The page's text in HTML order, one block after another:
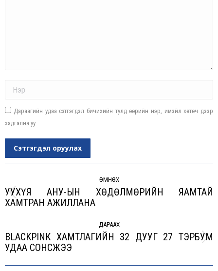
Дараагийн удаа сэтгэгдэл бичихийн тулд өөрийн нэр, имэйл хөтөч дээр
хадгална уу.
Сэтгэгдэл оруулах
ӨМНӨХ
Previous
УУХҮЯ АНУ-ЫН ХӨДӨЛМӨРИЙН ЯАМТАЙ
ХАМТРАН АЖИЛЛАНА
ДАРААХ
Next
BLACKPINK XАМТЛАГИЙН 32 ДУУГ 27 ТЭРБУМ
УДАА СОНСЖЭЭ